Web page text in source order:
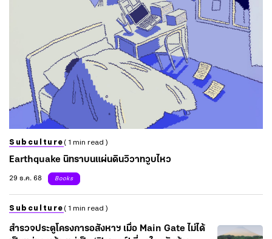
Subculture ( 1 min read )
Earthquake นิทราบนแผ่นดินวิวาทวูบไหว
29 ธ.ค. 68
Books
Subculture ( 1 min read )
สำรวจประตูโครงการอสังหาฯ เมื่อ Main Gate ไม่ได้